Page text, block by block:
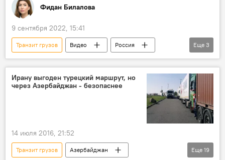
Фидан Билалова
9 сентября 2022, 15:41
Транзит грузов Видео
Россия
Коридор "Север-Юг"
Иран
Азербайджан
Еще 3
Ирану выгоден турецкий маршрут, но
через Азербайджан - безопаснее
14 июля 2016, 21:52
Транзит грузов
Азербайджан
Еще 19